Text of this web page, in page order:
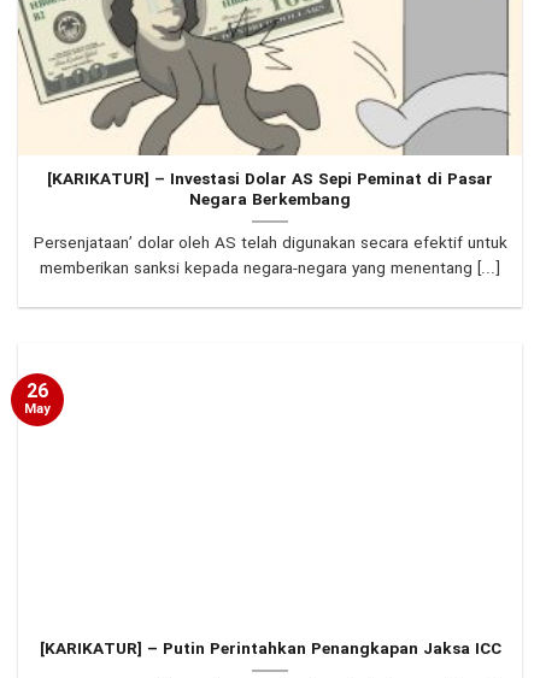
[KARIKATUR] – Investasi Dolar AS Sepi Peminat di Pasar
Negara Berkembang
Persenjataan’ dolar oleh AS telah digunakan secara efektif untuk
memberikan sanksi kepada negara-negara yang menentang [...]
[KARIKATUR] – Putin Perintahkan Penangkapan Jaksa ICC
26
May